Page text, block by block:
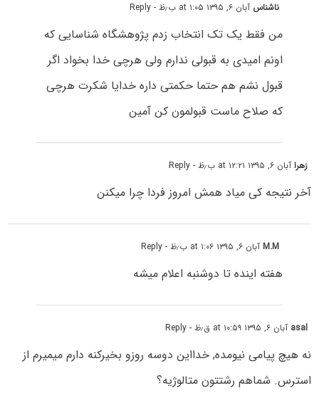
ناشناس آبان ۶, ۱۳۹۵ at ۱:۰۵ ب٫ظ - Reply
من فقط یک تک انتخاب زدم پژوهشگاه شناسایی که
اونم امیدی به قبولی ندارم ولی هرچی خدا بخواد اگر
قبول نشم هم حتما حکمتی داره خدایا شکرت هرچی
که صلاح ماست قبولمون کن آمین
زهراآبان ۶, ۱۳۹۵ at ۱۲:۲۱ ب٫ظ - Reply
آخر نتیجه کی میاد همش امروز فردا چرا میکنن
M.Mآبان ۶, ۱۳۹۵ at ۱:۰۶ ب٫ظ - Reply
هفته اینده تا دوشنبه اعلام میشه
asal آبان ۶, ۱۳۹۵ at ۱۰:۵۹ ق٫ظ - Reply
نه هیچ پیامی نیومده, خدااین دوسه روزو بخیرکنه دارم میمیرم از
استرس. شماهم رشتتون متالوژیه؟